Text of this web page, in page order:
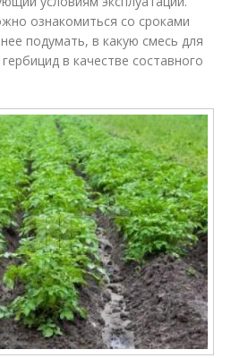
ознакомиться со сроками
подумать, в какую смесь для
в качестве составного